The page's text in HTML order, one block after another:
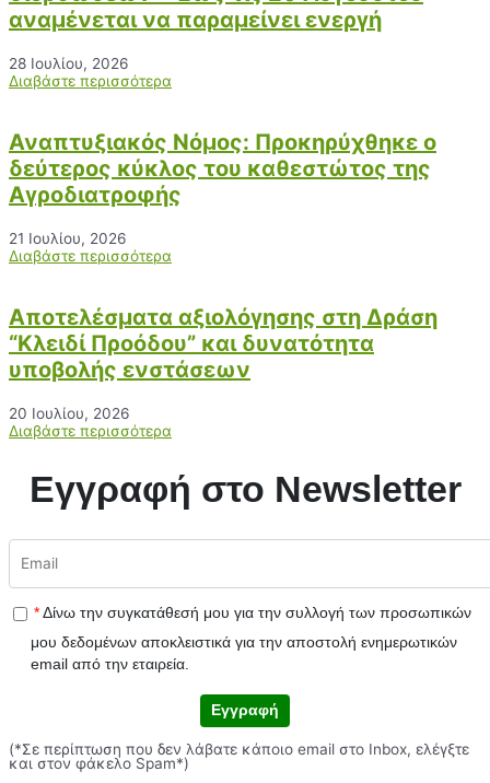
αναμένεται να παραμείνει ενεργή
28 Ιουλίου, 2026
Διαβάστε περισσότερα
Αναπτυξιακός Νόμος: Προκηρύχθηκε ο
δεύτερος κύκλος του καθεστώτος της
Αγροδιατροφής
21 Ιουλίου, 2026
Διαβάστε περισσότερα
Αποτελέσματα αξιολόγησης στη Δράση
“Κλειδί Προόδου” και δυνατότητα
υποβολής ενστάσεων
20 Ιουλίου, 2026
Διαβάστε περισσότερα
Εγγραφή στο Newsletter
* Δίνω την συγκατάθεσή μου για την συλλογή των προσωπικών
μου δεδομένων αποκλειστικά για την αποστολή ενημερωτικών
email από την εταιρεία.
Εγγραφή
(*Σε περίπτωση που δεν λάβατε κάποιο email στο Inbox, ελέγξτε
και στον φάκελο Spam*)